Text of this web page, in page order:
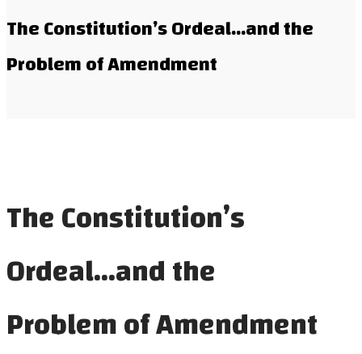
The Constitution’s Ordeal…and the
Problem of Amendment
The Constitution’s
Ordeal…and the
Problem of Amendment